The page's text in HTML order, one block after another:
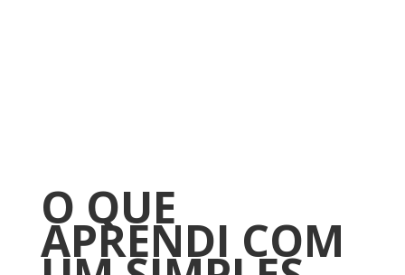
O QUE
APRENDI COM